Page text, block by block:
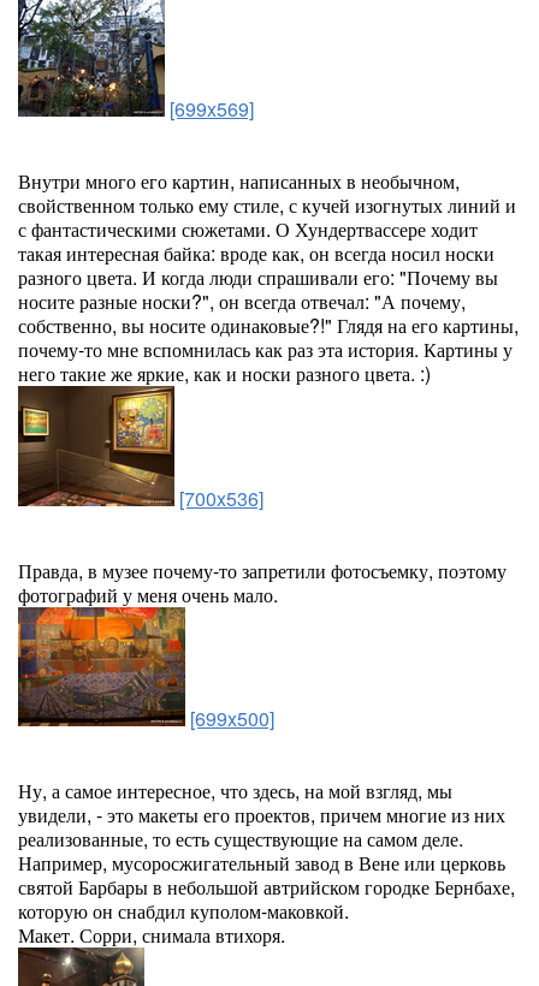
[699x569]
Внутри много его картин, написанных в необычном,
свойственном только ему стиле, с кучей изогнутых линий и
с фантастическими сюжетами. О Хундертвассере ходит
такая интересная байка: вроде как, он всегда носил носки
разного цвета. И когда люди спрашивали его: "Почему вы
носите разные носки?", он всегда отвечал: "А почему,
собственно, вы носите одинаковые?!" Глядя на его картины,
почему-то мне вспомнилась как раз эта история. Картины у
него такие же яркие, как и носки разного цвета. :)
[700x536]
Правда, в музее почему-то запретили фотосъемку, поэтому
фотографий у меня очень мало.
[699x500]
Ну, а самое интересное, что здесь, на мой взгляд, мы
увидели, - это макеты его проектов, причем многие из них
реализованные, то есть существующие на самом деле.
Например, мусоросжигательный завод в Вене или церковь
святой Барбары в небольшой автрийском городке Бернбахе,
которую он снабдил куполом-маковкой.
Макет. Сорри, снимала втихоря.